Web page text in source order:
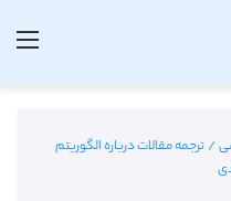
/ترجمه مقالات درباره الگوریتم